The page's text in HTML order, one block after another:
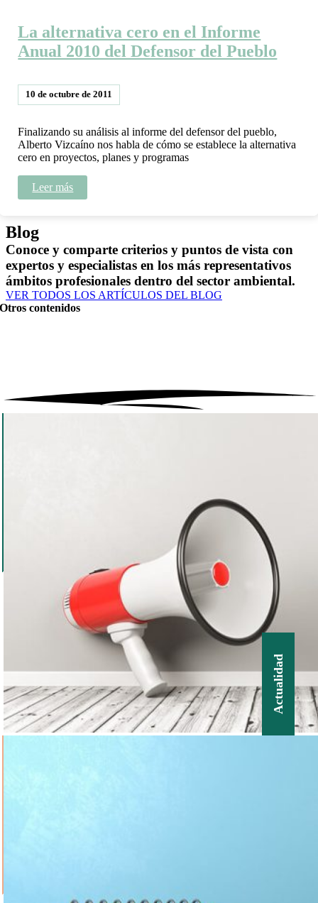
La alternativa cero en el Informe
Anual 2010 del Defensor del Pueblo
10 de octubre de 2011
Finalizando su análisis al informe del defensor del pueblo,
Alberto Vizcaíno nos habla de cómo se establece la alternativa
cero en proyectos, planes y programas
Leer más
Blog
Conoce y comparte criterios y puntos de vista con
expertos y especialistas en los más representativos
ámbitos profesionales dentro del sector ambiental.
VER TODOS LOS ARTÍCULOS DEL BLOG
Otros contenidos
Actualidad